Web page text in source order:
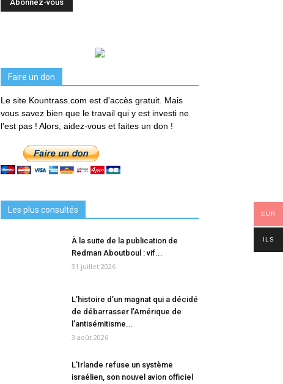
Faire un don
Le site Kountrass.com est d'accès gratuit. Mais
vous savez bien que le travail qui y est investi ne
l'est pas ! Alors, aidez-vous et faites un don !
Les plus consultés
À la suite de la publication de
Redman Aboutboul : vif...
31 juillet 2026
L’histoire d’un magnat qui a décidé
de débarrasser l’Amérique de
l’antisémitisme...
3 août 2026
L’Irlande refuse un système
israélien, son nouvel avion officiel
EUR
ILS